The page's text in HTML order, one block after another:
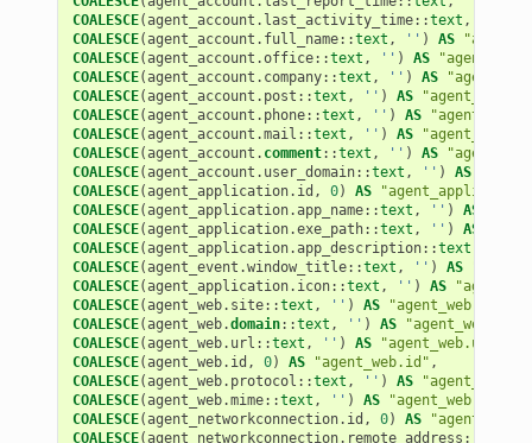
COALESCE(agent_account . last_activity_time::text ,
COALESCE(agent_account . full_name::text , '' ) AS
COALESCE(agent_account .office::text , '' ) AS
COALESCE(agent_account . company::text , '' ) AS
COALESCE(agent_account . post ::text , '' ) AS
COALESCE(agent_account . phone::text , '' ) AS
COALESCE(agent_account .mail ::text , '' ) AS
COALESCE(agent_account . comment::text , '' ) AS
COALESCE(agent_account . user_domain::text , '' ) AS
COALESCE(agent_application. id , 0) AS
COALESCE(agent_application.app_name::text , '' ) AS
COALESCE(agent_application.exe_path::text , '' ) AS
COALESCE(agent_application.app_description::text
COALESCE(agent_event .window_title::text , '' ) AS
COALESCE(agent_application. icon::text , '' ) AS
COALESCE(agent_web. site::text , '' ) AS "agent_web.site"
COALESCE(agent_web.domain::text , '' ) AS
COALESCE(agent_web. url ::text , '' ) AS "agent_web.url"
COALESCE(agent_web. id , 0) AS "agent_web.id" ,
COALESCE(agent_web. protocol ::text , '' ) AS
COALESCE(agent_web.mime::text , '' ) AS "agent_web.mime"
COALESCE(agent_networkconnection. id , 0) AS
COALESCE(agent_networkconnection. remote_address ::